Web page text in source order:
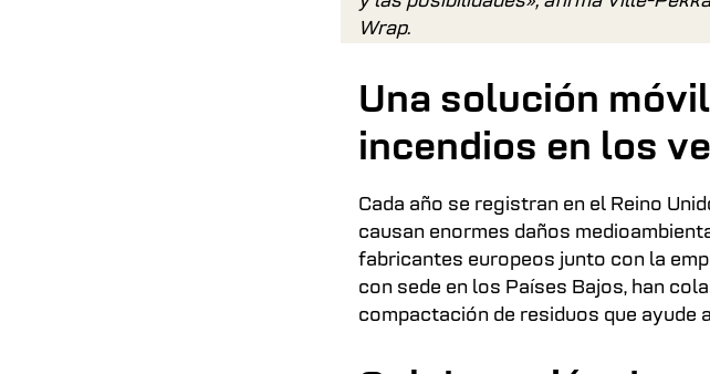
Wrap.
Una solución
incendios en los
Cada año se registran en el Reino
causan enormes daños
fabricantes europeos junto con la
con sede en los Países Bajos, han
compactación de residuos que ayude